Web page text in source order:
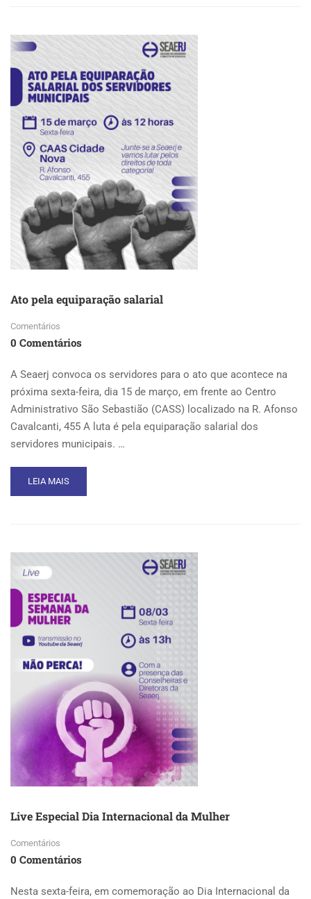
PRESENÇA
EM
UNIFICADO
EM
PARCERIA
COM
ENTIDADES
DO
ESTADO
Ato pela equiparação salarial
Comentários
0 Comentários
A Seaerj convoca os servidores para o ato que acontece na
próxima sexta-feira, dia 15 de março, em frente ao Centro
Administrativo São Sebastião (CASS) localizado na R. Afonso
Cavalcanti, 455 A luta é pela equiparação salarial dos
servidores municipais. …
READ
MORE
LEIA MAIS
Live Especial Dia Internacional da Mulher
Comentários
0 Comentários
Nesta sexta-feira, em comemoração ao Dia Internacional da